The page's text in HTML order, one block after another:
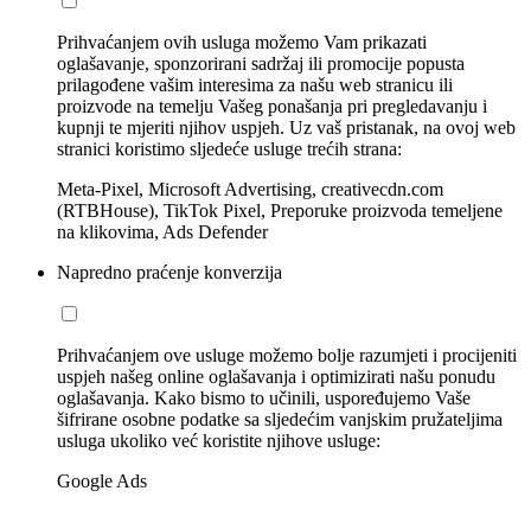
Prihvaćanjem ovih usluga možemo Vam prikazati
oglašavanje, sponzorirani sadržaj ili promocije popusta
prilagođene vašim interesima za našu web stranicu ili
proizvode na temelju Vašeg ponašanja pri pregledavanju i
kupnji te mjeriti njihov uspjeh. Uz vaš pristanak, na ovoj web
stranici koristimo sljedeće usluge trećih strana:
Meta-Pixel, Microsoft Advertising, creativecdn.com
(RTBHouse), TikTok Pixel, Preporuke proizvoda temeljene
na klikovima, Ads Defender
Napredno praćenje konverzija
Prihvaćanjem ove usluge možemo bolje razumjeti i procijeniti
uspjeh našeg online oglašavanja i optimizirati našu ponudu
oglašavanja. Kako bismo to učinili, uspoređujemo Vaše
šifrirane osobne podatke sa sljedećim vanjskim pružateljima
usluga ukoliko već koristite njihove usluge:
Google Ads